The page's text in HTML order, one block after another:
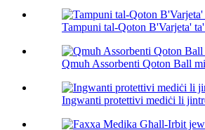
Tampuni tal-Qoton B'Varjeta'
Qmuħ Assorbenti Qoton Ball
Ingwanti protettivi mediċi li